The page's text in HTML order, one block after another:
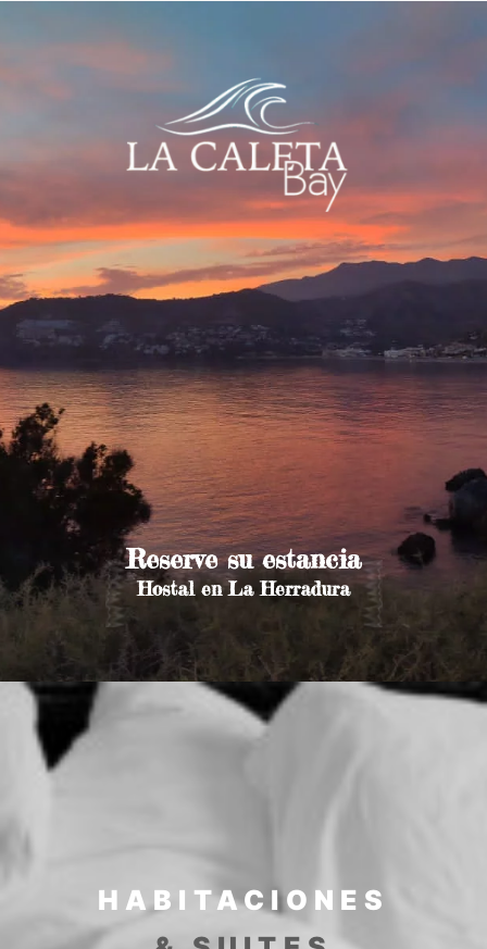
Inicio
Habitaciones y suites
Acerca de
Ubicación
Reserve su estancia
Hostal en La Herradura
HABITACIONES